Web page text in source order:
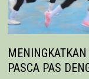
PASCA PAS